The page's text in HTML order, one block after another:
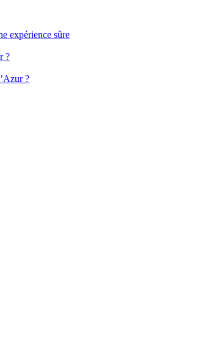
expérience sûre
?
?